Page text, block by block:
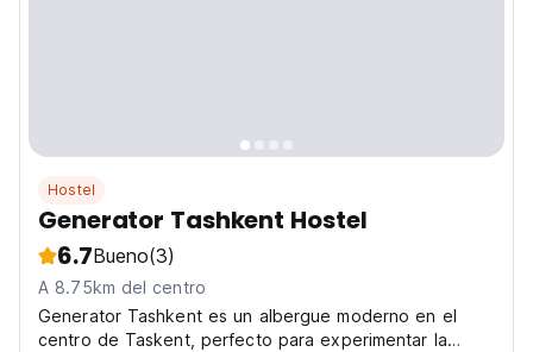
Hostel
Generator Tashkent Hostel
6.7Bueno(3)
A 8.75km del centro
Generator Tashkent es un albergue moderno en el
centro de Taskent, perfecto para experimentar la